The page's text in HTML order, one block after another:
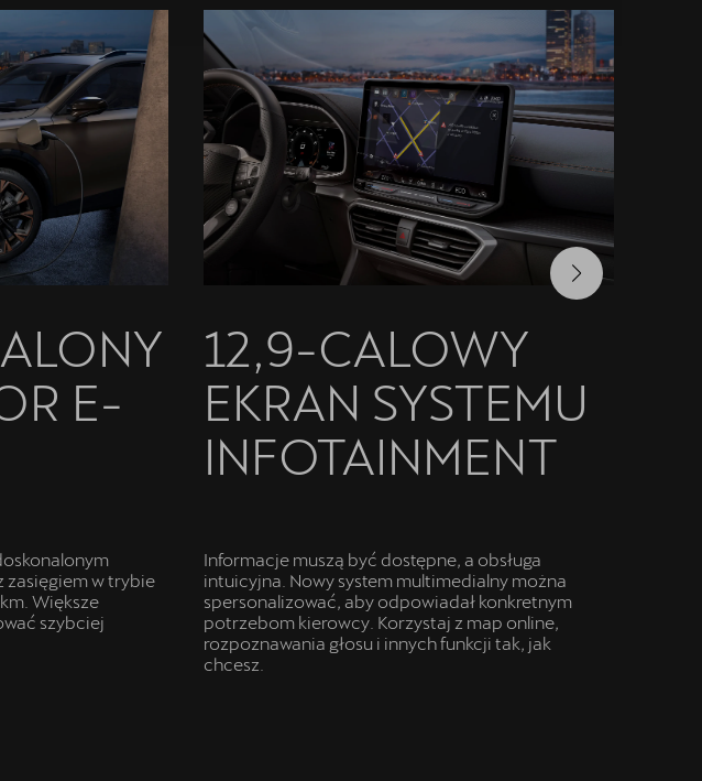
E-
zasięgiem w trybie
Większe
szybciej
12,9-CALOWY
EKRAN SYSTEMU
INFOTAINMENT
Informacje muszą być dostępne, a obsługa
intuicyjna. Nowy system multimedialny można
spersonalizować, aby odpowiadał konkretnym
potrzebom kierowcy. Korzystaj z map online,
rozpoznawania głosu i innych funkcji tak, jak
chcesz.